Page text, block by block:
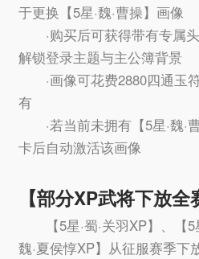
于更换【5星·魏·曹操】画像
·购买后可获得带有专属
解锁登录主题与主公簿背景
·画像可花费2880四通玉
有
·若当前未拥有【5星·魏·
卡后自动激活该画像
【部分XP武将下放全
【5星·蜀·关羽XP】、【5
魏·夏侯惇XP】从征服赛季下